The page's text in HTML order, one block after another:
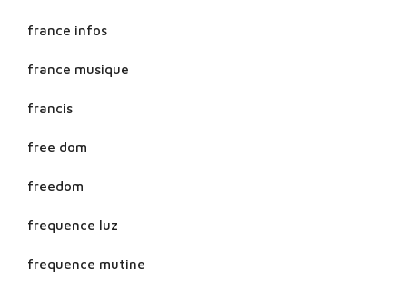
france infos
france musique
francis
free dom
freedom
frequence luz
frequence mutine